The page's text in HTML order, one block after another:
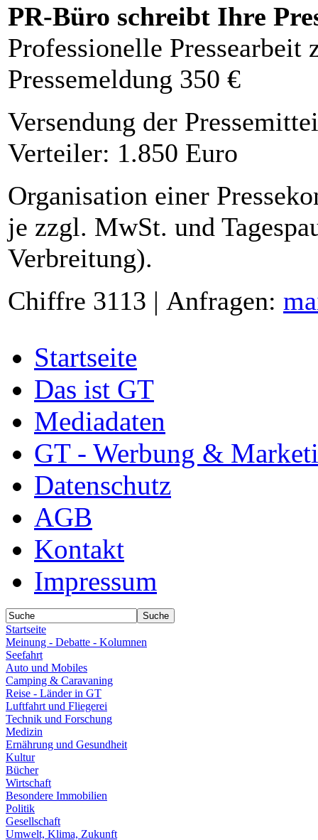
PR-Büro schreibt Ihre
Professionelle Pressearbeit
Pressemeldung 350 €
Versendung der
Verteiler: 1.850 Euro
Organisation einer
je zzgl. MwSt. und
Verbreitung).
Chiffre 3113 | Anfragen:
Startseite
Das ist GT
Mediadaten
GT - Werbung &
Datenschutz
AGB
Kontakt
Impressum
Startseite
Meinung - Debatte - Kolumnen
Seefahrt
Auto und Mobiles
Camping & Caravaning
Reise - Länder in GT
Luftfahrt und Fliegerei
Technik und Forschung
Medizin
Ernährung und Gesundheit
Kultur
Bücher
Wirtschaft
Besondere Immobilien
Politik
Gesellschaft
Umwelt, Klima, Zukunft